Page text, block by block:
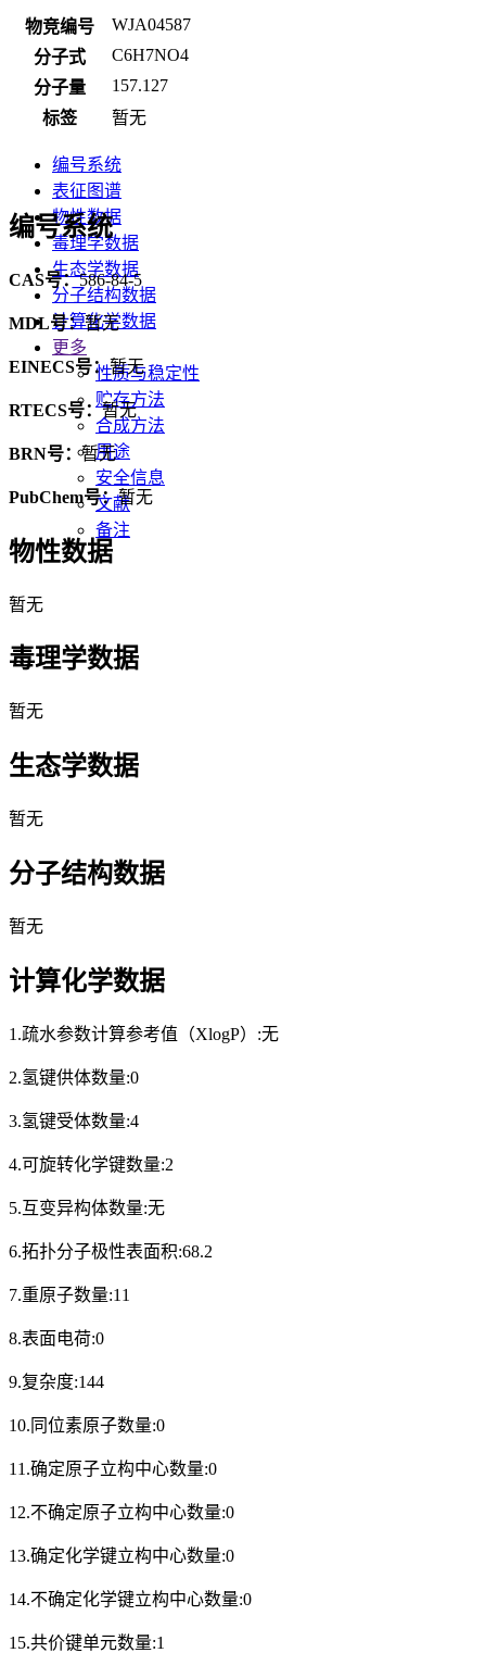
物竞编号
WJA04587
分子式
C6H7NO4
分子量
157.127
标签
暂无
编号系统
表征图谱
物性数据
毒理学数据
生态学数据
分子结构数据
计算化学数据
更多
性质与稳定性
贮存方法
合成方法
用途
安全信息
文献
备注
编号系统
CAS号：586-84-5
MDL号：暂无
EINECS号：暂无
RTECS号：暂无
BRN号：暂无
PubChem号：暂无
物性数据
暂无
毒理学数据
暂无
生态学数据
暂无
分子结构数据
暂无
计算化学数据
1.疏水参数计算参考值（XlogP）:无
2.氢键供体数量:0
3.氢键受体数量:4
4.可旋转化学键数量:2
5.互变异构体数量:无
6.拓扑分子极性表面积:68.2
7.重原子数量:11
8.表面电荷:0
9.复杂度:144
10.同位素原子数量:0
11.确定原子立构中心数量:0
12.不确定原子立构中心数量:0
13.确定化学键立构中心数量:0
14.不确定化学键立构中心数量:0
15.共价键单元数量:1